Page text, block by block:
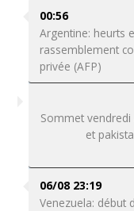
00:56
Argentine: heurts
rassemblement
privée (AFP)
Sommet
et
06/08 23:19
Venezuela: début